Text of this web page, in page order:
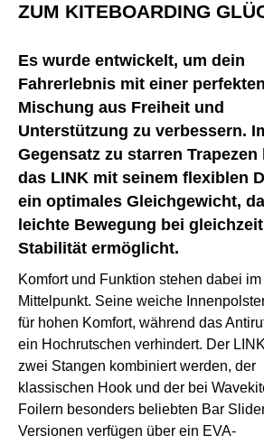
ZUM KITEBOARDING
Es wurde entwickelt, um dein
Fahrerlebnis mit einer perfekten
Mischung aus Freiheit und
Unterstützung zu verbessern.
Gegensatz zu starren Trapezen
das LINK mit seinem flexiblen
ein optimales Gleichgewicht,
leichte Bewegung bei
Stabilität ermöglicht.
Komfort und Funktion stehen dabei im
Mittelpunkt. Seine weiche
für hohen Komfort, während das
ein Hochrutschen verhindert. Der
zwei Stangen kombiniert werden, der
klassischen Hook und der bei
Foilern besonders beliebten Bar
Versionen verfügen über ein EVA-